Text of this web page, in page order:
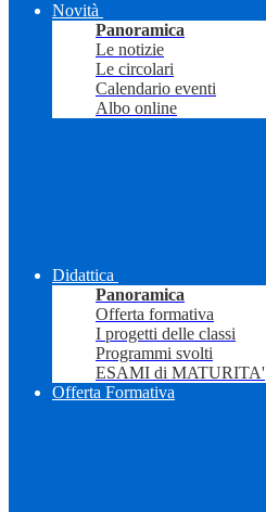
Novità
Panoramica
Le notizie
Le circolari
Calendario eventi
Albo online
Didattica
Panoramica
Offerta formativa
I progetti delle classi
Programmi svolti
ESAMI di MATURITA'
Offerta Formativa